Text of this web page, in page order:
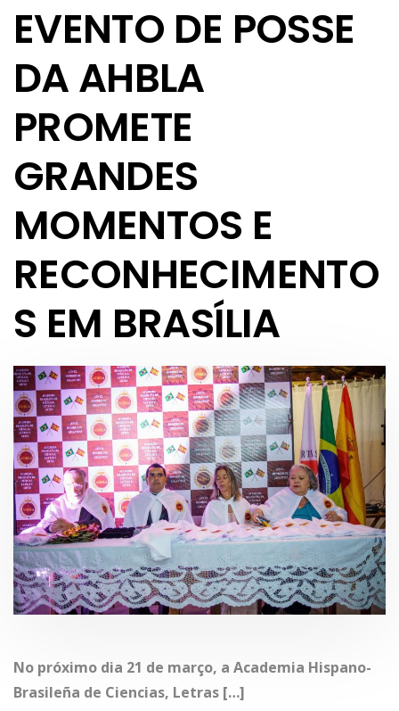
EVENTO DE POSSE
DA AHBLA
PROMETE
GRANDES
MOMENTOS E
RECONHECIMENTO
S EM BRASÍLIA
No próximo dia 21 de março, a Academia Hispano-
Brasileña de Ciencias, Letras […]